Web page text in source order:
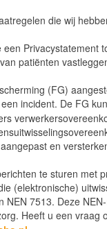
die wij
patiënten
(FG)
incident. De FG
en
te sturen met
(elektronische)
7513. Deze
Heeft u een